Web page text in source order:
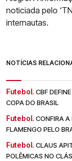
noticiada pelo
internautas.
NOTÍCIAS
Futebol. CBF
COPA DO BRASIL
Futebol. CONFIRA A
FLAMENGO PELO
Futebol. CLAUS
POLÊMICAS NO